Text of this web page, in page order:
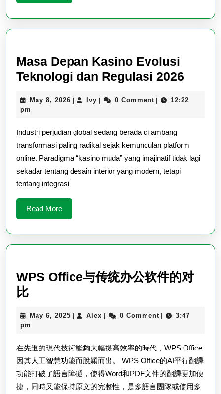
More
Masa Depan Kasino Evolusi
Teknologi dan Regulasi 2026
dan
May 8, 2026 May
| Ivy Ivy
| 0 Comment |
12:22
pm
Industri perjudian global sedang berada di ambang
transformasi paling radikal sejak kemunculan platform
online. Paradigma “kasino muda” yang imajinatif tidak lagi
sekadar tentang desain interior yang modern, tetapi
tentang integrasi
Read MoreRead
More
WPS Office与传统办公软件的对
比WPS
与
统
办
公
May 6, 2025 May
| Alex Alex
| 0 Comment |
3:47
pm
在先進的現代技術能夠大幅提高效率的時代，WPS Office
因其人工智慧功能而脫穎而出。 WPS Office的AI平行翻譯
功能打破了語言障礙，使得Word和PDF文件的翻譯更加便
捷，同時又能保持原文的完整性，是多語言團隊或使用多